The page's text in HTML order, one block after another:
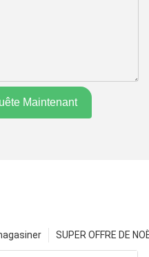
Maintenant
SUPER OFFRE DE